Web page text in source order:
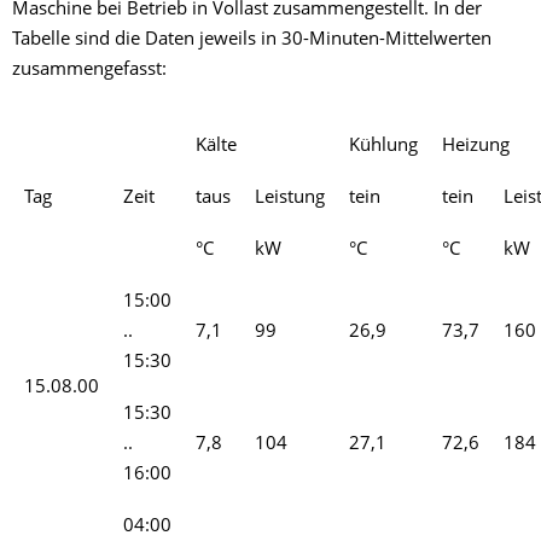
Maschine bei Betrieb in Vollast zusammengestellt. In der
Tabelle sind die Daten jeweils in 30-Minuten-Mittelwerten
zusammengefasst:
Tag Zeit
Kälte Kühlung Heizung
taus Leistung tein tein
°C kW °C °C kW
15.08.00
15:00
..
15:30
7,1 99 26,9 73,7 160
15:30
..
16:00
7,8 104 27,1 72,6 184
04:00